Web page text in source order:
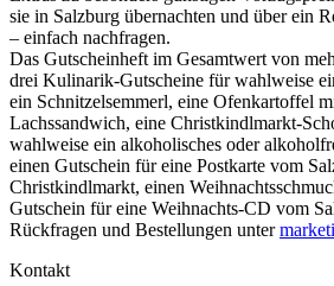
sie in Salzburg übernachten und über ein
– einfach nachfragen.
Das Gutscheinheft im Gesamtwert von
drei Kulinarik-Gutscheine für wahlweise
ein Schnitzelsemmerl, eine Ofenkartoffel
Lachssandwich, eine Christkindlmarkt-
wahlweise ein alkoholisches oder
einen Gutschein für eine Postkarte vom
Christkindlmarkt, einen
Gutschein für eine Weihnachts-CD vom
Rückfragen und Bestellungen unter
Kontakt